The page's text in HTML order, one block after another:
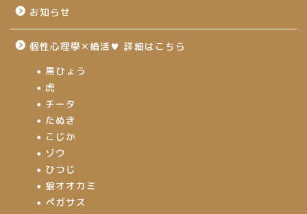
お知らせ
個性心理學✕婚活♥ 詳細はこちら
黒ひょう
虎
チータ
たぬき
こじか
ゾウ
ひつじ
狼オオカミ
ペガサス